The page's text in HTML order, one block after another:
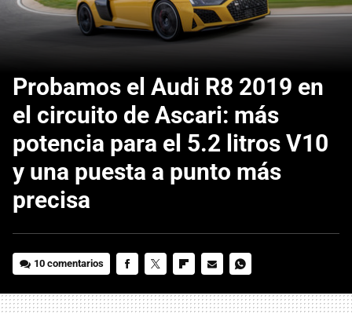
Probamos el Audi R8 2019 en
el circuito de Ascari: más
potencia para el 5.2 litros V10
y una puesta a punto más
precisa
10 comentarios
MAIL